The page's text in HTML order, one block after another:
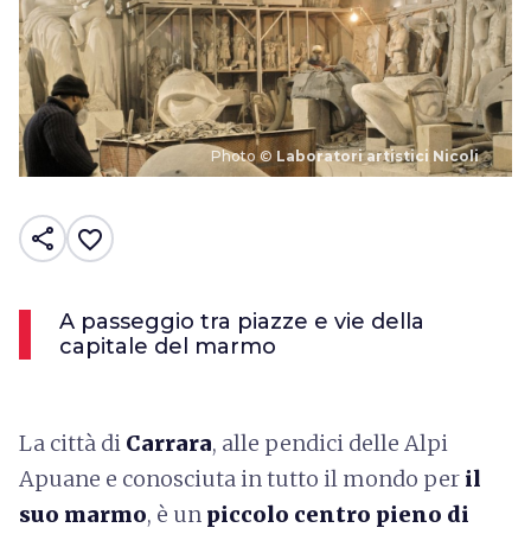
Photo © Laboratori artistici Nicoli
share favorite_border
A passeggio tra piazze e vie della
capitale del marmo
La città di Carrara, alle pendici delle Alpi
Apuane e conosciuta in tutto il mondo per il
suo marmo, è un piccolo centro pieno di